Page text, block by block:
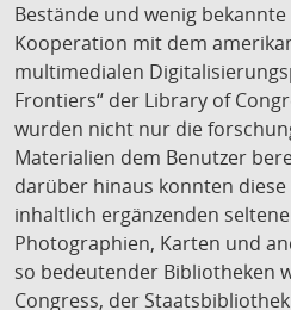
Bestände und wenig
Kooperation mit dem
multimedialen
Frontiers“ der Library of
wurden nicht nur die
Materialien dem Benutzer
darüber hinaus konnten
inhaltlich ergänzenden
Photographien, Karten und
so bedeutender Bibliotheken
Congress, der